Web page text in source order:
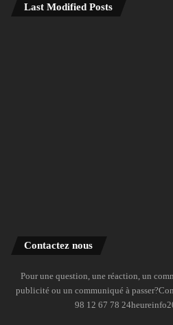
Last Modified Posts
Contactez nous
Pour une question, une réaction, un
publicité ou un communiqué à
98 12 67 78